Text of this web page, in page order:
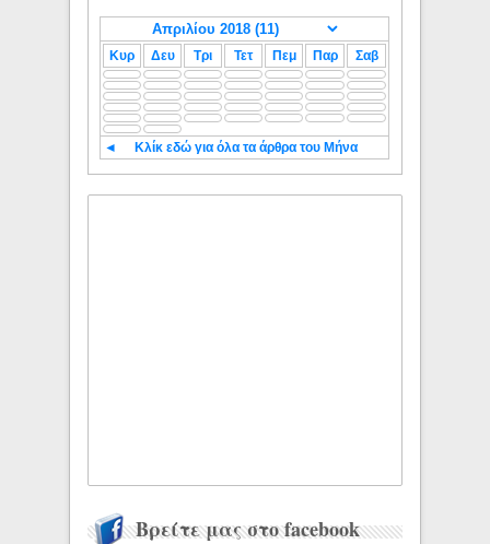
Κυρ Δευ Τρι Τετ Πεμ Παρ Σαβ
◄ Κλίκ εδώ για όλα τα άρθρα του Μήνα
Βρείτε μας στο facebook